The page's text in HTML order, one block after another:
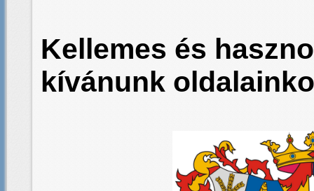
Kellemes és
kívánunk